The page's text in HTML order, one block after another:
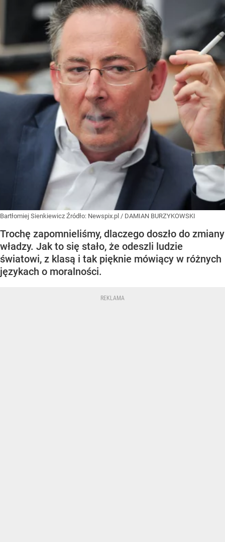
Bartłomiej Sienkiewicz Źródło: Newspix.pl / DAMIAN BURZYKOWSKI
Trochę zapomnieliśmy, dlaczego doszło do zmiany
władzy. Jak to się stało, że odeszli ludzie
światowi, z klasą i tak pięknie mówiący w różnych
językach o moralności.